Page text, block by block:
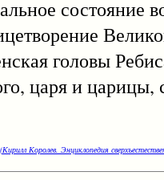
головы
царя и царицы,
(Кирилл Королев. Энциклопедия